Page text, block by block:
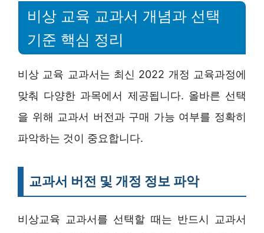
비상 교육 교과서 개념과 선택
기준 핵심 정리
비상 교육 교과서는 최신 2022 개정 교육과정에
맞춰 다양한 과목에서 제공됩니다. 올바른 선택
을 위해 교과서 버전과 구매 가능 여부를 정확히
파악하는 것이 중요합니다.
교과서 버전 및 개정 정보 파악
비상교육 교과서를 선택할 때는 반드시 교과서